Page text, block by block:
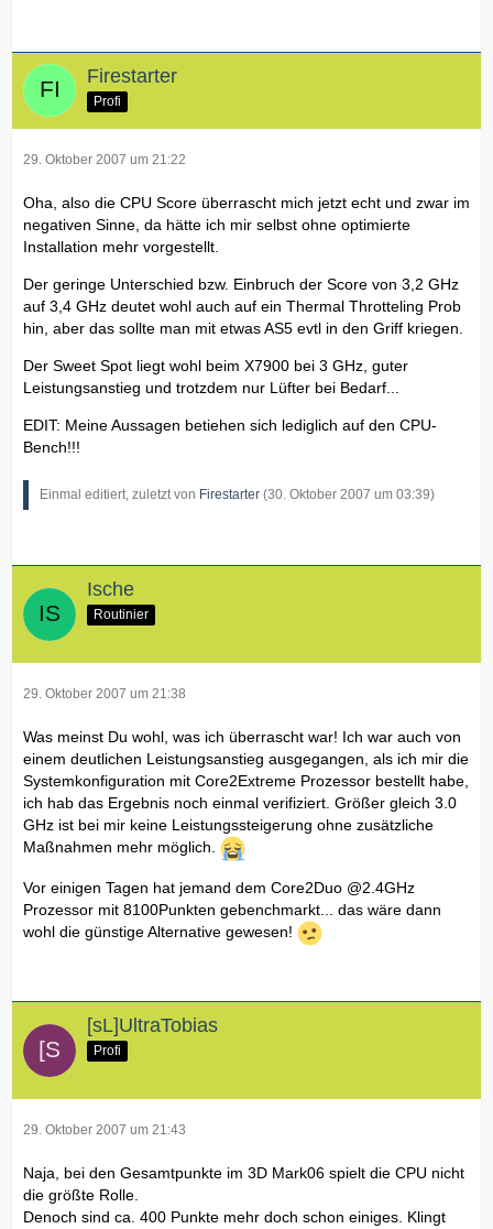
Firestarter
Profi
29. Oktober 2007 um 21:22
Oha, also die CPU Score überrascht mich jetzt echt und zwar im
negativen Sinne, da hätte ich mir selbst ohne optimierte
Installation mehr vorgestellt.
Der geringe Unterschied bzw. Einbruch der Score von 3,2 GHz
auf 3,4 GHz deutet wohl auch auf ein Thermal Throtteling Prob
hin, aber das sollte man mit etwas AS5 evtl in den Griff kriegen.
Der Sweet Spot liegt wohl beim X7900 bei 3 GHz, guter
Leistungsanstieg und trotzdem nur Lüfter bei Bedarf...
EDIT: Meine Aussagen betiehen sich lediglich auf den CPU-
Bench!!!
Einmal editiert, zuletzt von Firestarter (30. Oktober 2007 um 03:39)
Ische
Routinier
29. Oktober 2007 um 21:38
Was meinst Du wohl, was ich überrascht war! Ich war auch von
einem deutlichen Leistungsanstieg ausgegangen, als ich mir die
Systemkonfiguration mit Core2Extreme Prozessor bestellt habe,
ich hab das Ergebnis noch einmal verifiziert. Größer gleich 3.0
GHz ist bei mir keine Leistungssteigerung ohne zusätzliche
Maßnahmen mehr möglich.
Vor einigen Tagen hat jemand dem Core2Duo @2.4GHz
Prozessor mit 8100Punkten gebenchmarkt... das wäre dann
wohl die günstige Alternative gewesen!
[sL]UltraTobias
Profi
29. Oktober 2007 um 21:43
Naja, bei den Gesamtpunkte im 3D Mark06 spielt die CPU nicht
die größte Rolle.
Denoch sind ca. 400 Punkte mehr doch schon einiges. Klingt